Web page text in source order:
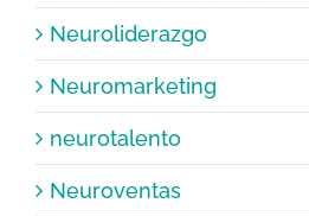
Neuroliderazgo
Neuromarketing
neurotalento
Neuroventas